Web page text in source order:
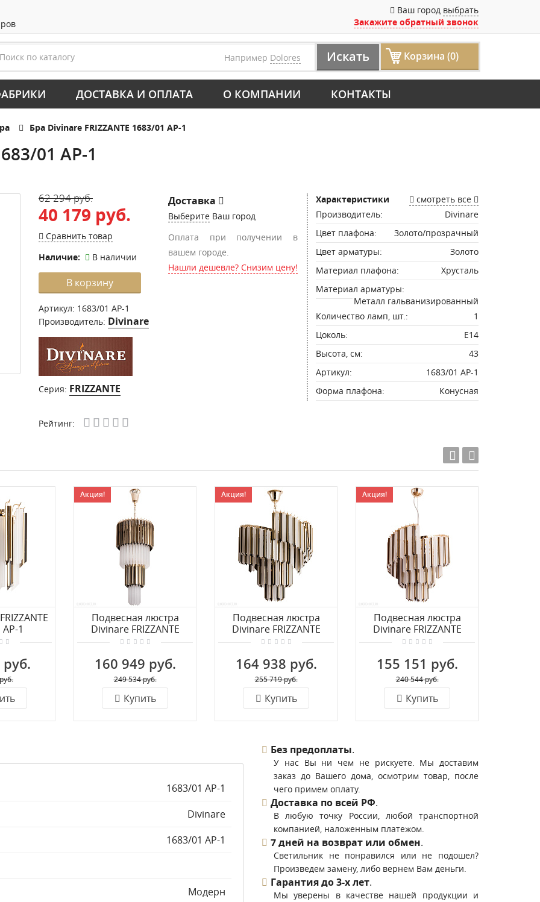
Ваш город выбрать
Закажите обратный звонок
Например Dolores Искать Корзина (0)
ДОСТАВКА И ОПЛАТА О КОМПАНИИ КОНТАКТЫ
Бра Divinare FRIZZANTE 1683/01 AP-1
01 AP-1
62 294 руб.
40 179 руб.
Сравнить товар
Наличие:
В наличии
В корзину
Артикул: 1683/01 AP-1
Производитель: Divinare
Серия: FRIZZANTE
Доставка
Выберите Ваш город
Оплата при получении в
вашем городе.
Нашли дешевле? Снизим цену!
Рейтинг:
Характеристики
смотреть все
Производитель:
Divinare
Цвет плафона:
Золото/прозрачный
Цвет арматуры:
Золото
Материал плафона:
Хрусталь
Материал арматуры:
Металл гальванизированный
Количество ламп, шт.:
1
Цоколь:
E14
Высота, см:
43
Артикул:
1683/01 AP-1
Форма плафона:
Конусная
1
Акция!
Подвесная люстра
Divinare FRIZZANTE
1681/01 SP-9
160 949 руб.
249 534 руб.
Купить
Акция!
Подвесная люстра
Divinare FRIZZANTE
1681/01 LM-9
164 938 руб.
255 719 руб.
Купить
Акция!
Подвесная люстра
Divinare FRIZZANTE
1681/01 LM-7
155 151 руб.
240 544 руб.
Купить
1683/01 AP-1
Divinare
1683/01 AP-1
Модерн
Без предоплаты.
У нас Вы ни чем не рискуете. Мы доставим
заказ до Вашего дома, осмотрим товар, после
чего примем оплату.
Доставка по всей РФ.
В любую точку России, любой транспортной
компанией, наложенным платежом.
7 дней на возврат или обмен.
Светильник не понравился или не подошел?
Произведем замену, либо вернем Вам деньги.
Гарантия до 3-х лет.
Мы уверены в качестве нашей продукции и